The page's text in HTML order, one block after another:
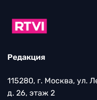
Редакция
115280, г. Москва, ул.
д. 26, этаж 2